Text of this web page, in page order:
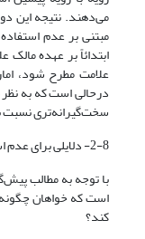
می‌دهند. نتیجه این
مبتنی بر عدم
ابتدائاً بر عهده
علامت مطرح شود،
درحالی است که به
سخت‌گیرانه‌تری نسبت
2-8- دلایلی برای عدم استفاده
با توجه به مطالب
است که خواهان چگونه
کند؟